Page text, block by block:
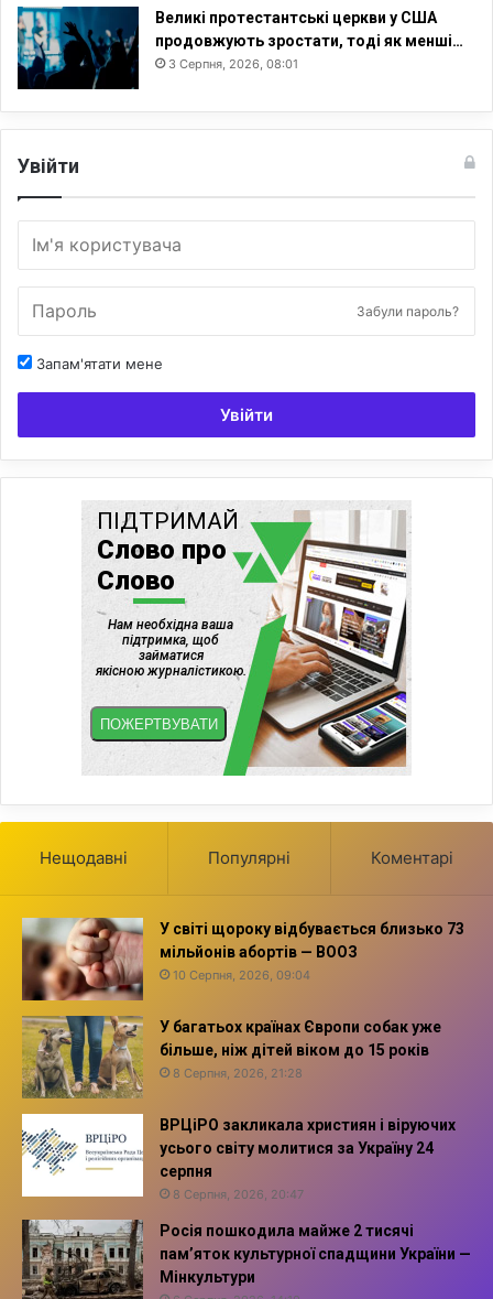
Великі протестантські церкви у США
продовжують зростати, тоді як менші…
3 Серпня, 2026, 08:01
Увійти
Забули пароль?
Запам'ятати мене
Увійти
Нещодавні Популярні Коментарі
У світі щороку відбувається близько 73
мільйонів абортів — ВООЗ
10 Серпня, 2026, 09:04
У багатьох країнах Європи собак уже
більше, ніж дітей віком до 15 років
8 Серпня, 2026, 21:28
ВРЦіРО закликала християн і віруючих
усього світу молитися за Україну 24
серпня
8 Серпня, 2026, 20:47
Росія пошкодила майже 2 тисячі
пам’яток культурної спадщини України —
Мінкультури